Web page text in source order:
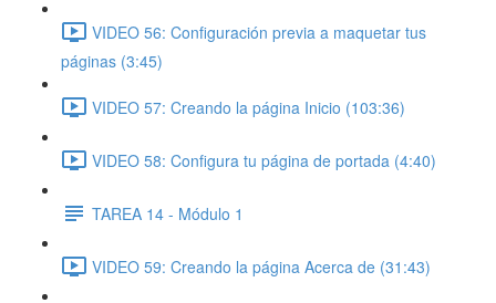
VIDEO 56: Configuración previa a maquetar tus
páginas (3:45)
VIDEO 57: Creando la página Inicio (103:36)
VIDEO 58: Configura tu página de portada (4:40)
TAREA 14 - Módulo 1
VIDEO 59: Creando la página Acerca de (31:43)